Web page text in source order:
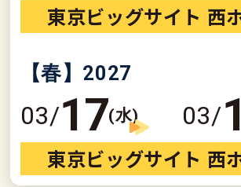
東京ビッグサイト 西
【春】 2027
03/17(水) 03/
東京ビッグサイト 西